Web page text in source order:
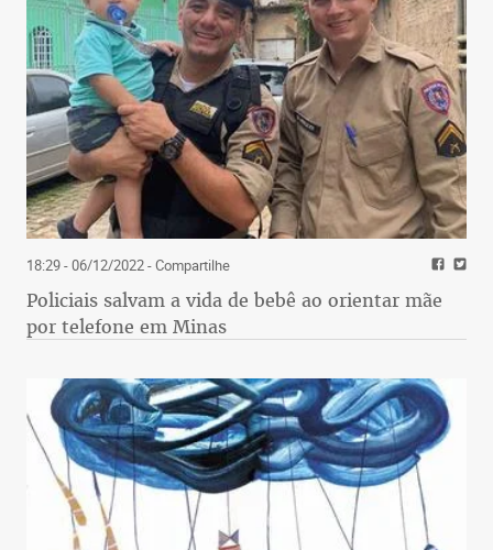
18:29 - 06/12/2022- Compartilhe
Policiais salvam a vida de bebê ao orientar mãe
por telefone em Minas